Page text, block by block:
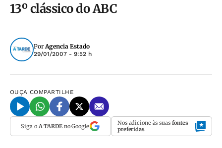
13º clássico do ABC
PorAgencia Estado
29/01/2007 - 9:52 h
OUÇA COMPARTILHE
Siga o A TARDEno Google Nos adicione às suas fontes
preferidas